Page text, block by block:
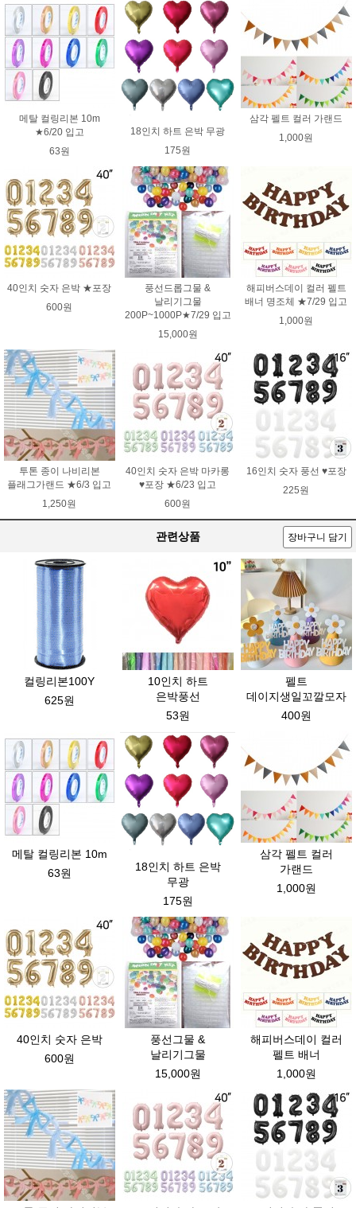
메탈 컬링리본 10m
★6/20 입고
63원
18인치 하트 은박 무광
175원
삼각 펠트 컬러 가랜드
1,000원
40인치 숫자 은박 ★포장
600원
풍선드롭그물 &
날리기그물
200P~1000P★7/29 입고
15,000원
해피버스데이 컬러 펠트
배너 명조체 ★7/29 입고
1,000원
투톤 종이 나비리본
플래그가랜드 ★6/3 입고
1,250원
40인치 숫자 은박 마카롱
♥포장 ★6/23 입고
600원
16인치 숫자 풍선 ♥포장
225원
관련상품 장바구니 담기
컬링리본100Y
625원
10인치 하트
은박풍선
53원
펠트
데이지생일꼬깔모자
400원
메탈 컬링리본 10m
63원
18인치 하트 은박
무광
175원
삼각 펠트 컬러
가랜드
1,000원
40인치 숫자 은박
600원
풍선그물 &
날리기그물
15,000원
해피버스데이 컬러
펠트 배너
1,000원